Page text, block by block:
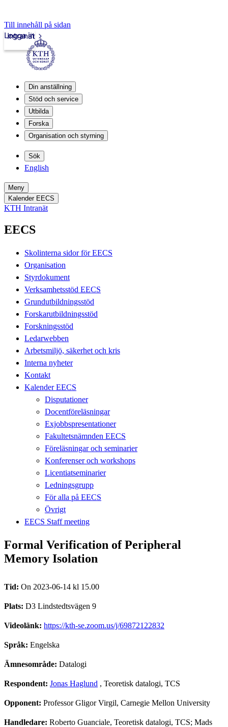
Till innehåll på sidan
Intranät
Logga in
Din anställning
Stöd och service
Utbilda
Forska
Organisation och styrning
Sök
English
Meny
Kalender EECS
KTH Intranät
EECS
Skolinterna sidor för EECS
Organisation
Styrdokument
Verksamhetsstöd EECS
Grundutbildningsstöd
Forskarutbildningsstöd
Forskningsstöd
Ledarwebben
Arbetsmiljö, säkerhet och kris
Interna nyheter
Kontakt
Kalender EECS
Disputationer
Docentföreläsningar
Exjobbspresentationer
Fakultetsnämnden EECS
Föreläsningar och seminarier
Konferenser och workshops
Licentiatseminarier
Ledningsgrupp
För alla på EECS
Övrigt
EECS Staff meeting
Formal Verification of Peripheral
Memory Isolation
Tid: On 2023-06-14 kl 15.00
Plats: D3 Lindstedtsvägen 9
Videolänk: https://kth-se.zoom.us/j/69872122832
Språk: Engelska
Ämnesområde: Datalogi
Respondent: Jonas Haglund , Teoretisk datalogi, TCS
Opponent: Professor Gligor Virgil, Carnegie Mellon University
Handledare: Roberto Guanciale, Teoretisk datalogi, TCS; Mads